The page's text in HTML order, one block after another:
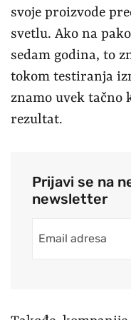
svoje proizvode
svetlu. Ako na
sedam godina, to
tokom testiranja
znamo uvek tačno
rezultat.
Prijavi se na
newsletter